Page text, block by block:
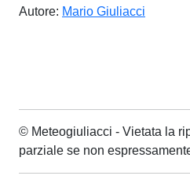
Autore: Mario Giuliacci
© Meteogiuliacci - Vietata la
parziale se non